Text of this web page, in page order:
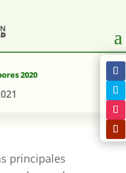
2020
principales